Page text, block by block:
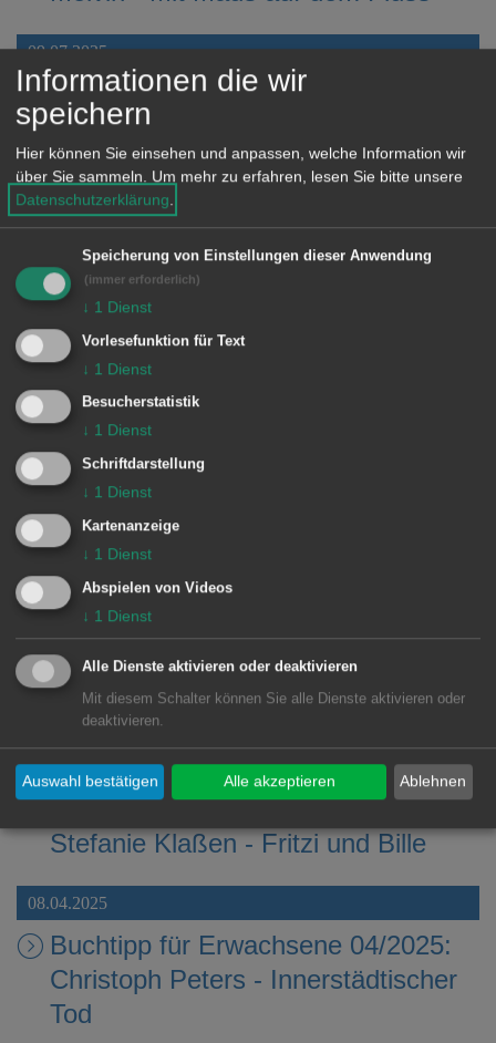
09.07.2025
Buchtipp für Erwachsene 07/2025:
Iris Wolff - Lichtungen
09.07.2025
Sachbuchtipp für Kinder 07/2025:
Christine Knödler: Bücherliebe
Buchtipp für Erwachsene 06/2025:
Colleen Hoover - Too Late
11.06.2025
Buchtipp für Jugendliche 06/2025:
Jean-Pierre Pécau: Die letzten 100
Tage Hitlers
Buchtipp für Erwachsene 05/2025:
Grit Krüger - Tunnel
13.05.2025
Buchtipp für Kinder 05/2025:
Stefanie Klaßen - Fritzi und Bille
08.04.2025
Buchtipp für Erwachsene 04/2025:
Christoph Peters - Innerstädtischer
Tod
Informationen die wir
speichern
Hier können Sie einsehen und anpassen, welche Information wir
über Sie sammeln.
Um mehr zu erfahren, lesen Sie bitte unsere
Datenschutzerklärung
Speicherung von Einstellungen dieser Anwendung
(immer erforderlich)
↓ 1 Dienst
Vorlesefunktion für Text
↓ 1 Dienst
Besucherstatistik
↓ 1 Dienst
Schriftdarstellung
↓ 1 Dienst
Kartenanzeige
↓ 1 Dienst
Abspielen von Videos
↓ 1 Dienst
Alle Dienste aktivieren oder deaktivieren
Mit diesem Schalter können Sie alle Dienste aktivieren oder
deaktivieren.
Ablehnen
Auswahl bestätigen Alle akzeptieren